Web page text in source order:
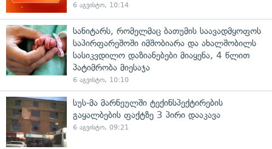
6 აგვისტო, 10:14
სანიტარს, რომელმაც ბათუმის საავადმყოფოს
საპირფარეშოში იმშობიარა და ახალშობილს
სასიკვდილო დაზიანებები მიაყენა, 4 წლით
პატიმრობა მიესაჯა
6 აგვისტო, 10:10
სუს-მა მარნეულში ტექინსპექტირების
გაყალბების ფაქტზე 3 პირი დააკავა
6 აგვისტო, 09:21